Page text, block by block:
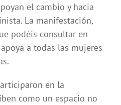
el cambio y hacia
La manifestación,
podéis consultar en
a todas las mujeres
en la
como un espacio no